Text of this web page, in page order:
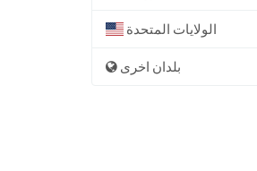
الولايات المتحدة
بلدان اخرى